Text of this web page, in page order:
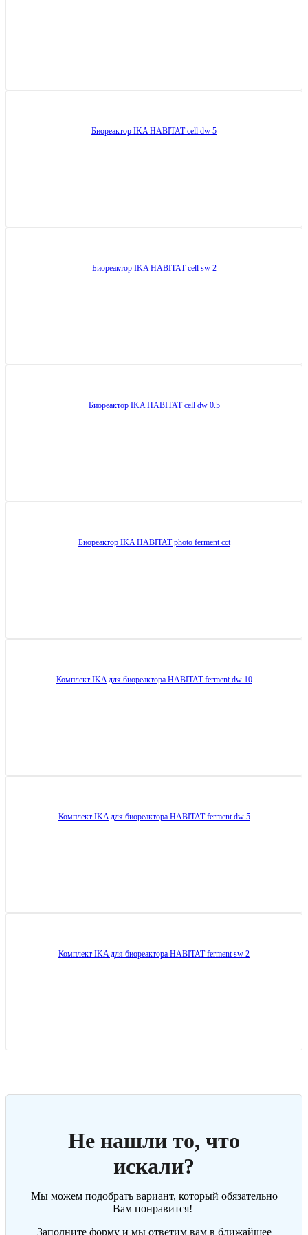
Биореактор IKA HABITAT cell dw 5
Биореактор IKA HABITAT cell sw 2
Биореактор IKA HABITAT cell dw 0.5
Биореактор IKA HABITAT photo ferment cct
Комплект IKA для биореактора HABITAT ferment dw 10
Комплект IKA для биореактора HABITAT ferment dw 5
Комплект IKA для биореактора HABITAT ferment sw 2
Не нашли то, что
искали?
Мы можем подобрать вариант, который обязательно
Вам понравится!
Заполните форму и мы ответим вам в ближайшее